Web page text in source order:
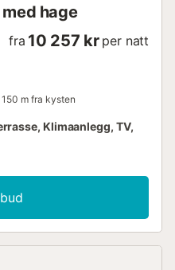
hage
fra 10 257 kr per natt
150 m fra kysten
Klimaanlegg, TV,